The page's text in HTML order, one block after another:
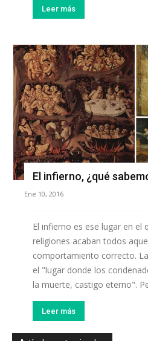
Leer más
El infierno, ¿qué
Ene 10, 2016
El infierno es ese lugar en el
religiones acaban todos
comportamiento correcto.
el "lugar donde los
la muerte, castigo eterno".
Leer más